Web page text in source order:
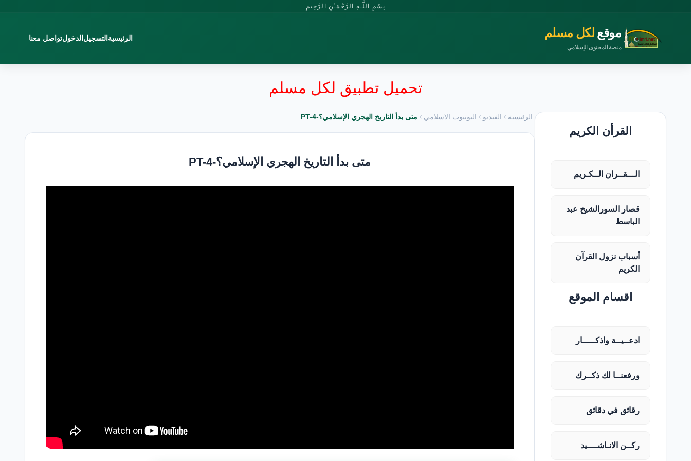
بِسْمِ اللَّـهِ الرَّحْمَـٰنِ الرَّحِيمِ
موقع لكل مسلم
منصة المحتوى الإسلامي
الرئيسية التسجيل الدخولتواصل معنا
تحميل تطبيق لكل مسلم
القرأن الكريم
الـــقــران الــكـريم
قصار السورالشيخ عبد
الباسط
أسباب نزول القرآن
الكريم
اقسام الموقع
ادعــيــة واذكـــــار
ورفعنــا لك ذكــرك
رقائق في دقائق
ركــن الانـاشــــيد
الرئيسية الفيديو اليوتيوب الاسلامي متى بدأ التاريخ الهجري الإسلامي؟-PT-4
متى بدأ التاريخ الهجري الإسلامي؟-PT-4